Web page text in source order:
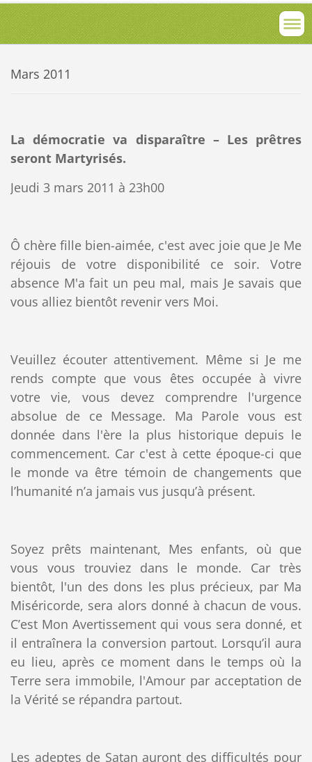
Mars 2011
La démocratie va disparaître – Les prêtres
seront Martyrisés.
Jeudi 3 mars 2011 à 23h00
Ô chère fille bien-aimée, c'est avec joie que Je Me
réjouis de votre disponibilité ce soir. Votre
absence M'a fait un peu mal, mais Je savais que
vous alliez bientôt revenir vers Moi.
Veuillez écouter attentivement. Même si Je me
rends compte que vous êtes occupée à vivre
votre vie, vous devez comprendre l'urgence
absolue de ce Message. Ma Parole vous est
donnée dans l'ère la plus historique depuis le
commencement. Car c'est à cette époque-ci que
le monde va être témoin de changements que
l’humanité n’a jamais vus jusqu’à présent.
Soyez prêts maintenant, Mes enfants, où que
vous vous trouviez dans le monde. Car très
bientôt, l'un des dons les plus précieux, par Ma
Miséricorde, sera alors donné à chacun de vous.
C’est Mon Avertissement qui vous sera donné, et
il entraînera la conversion partout. Lorsqu’il aura
eu lieu, après ce moment dans le temps où la
Terre sera immobile, l'Amour par acceptation de
la Vérité se répandra partout.
Les adeptes de Satan auront des difficultés pour